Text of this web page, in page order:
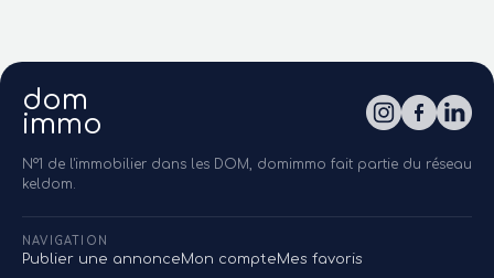
dom
immo
N°1 de l'immobilier dans les DOM, domimmo fait partie du réseau
keldom.
NAVIGATION
Publier une annonceMon compteMes favoris